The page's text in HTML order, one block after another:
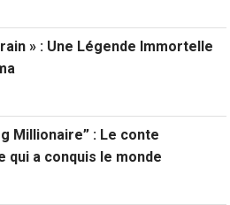
» : Une Légende Immortelle
Millionaire” : Le conte
qui a conquis le monde